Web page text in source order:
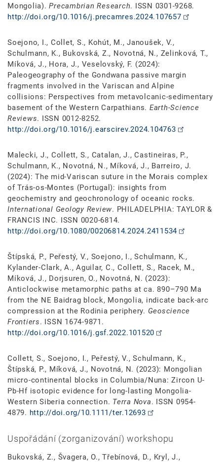
Mongolia).Precambrian Research. ISSN 0301-9268.
http://doi.org/10.1016/j.precamres.2024.107657
Soejono, I., Collet, S., Kohút, M., Janoušek, V.,
Schulmann, K., Bukovská, Z., Novotná, N., Zelinková, T.,
Míková, J., Hora, J., Veselovský, F. (2024):
Paleogeography of the Gondwana passive margin
fragments involved in the Variscan and Alpine
collisions: Perspectives from metavolcanic-sedimentary
basement of the Western Carpathians. Earth-Science
Reviews. ISSN 0012-8252.
http://doi.org/10.1016/j.earscirev.2024.104763
Malecki, J., Collett, S., Catalan, J., Castineiras, P.,
Schulmann, K., Novotná, N., Míková, J., Barreiro, J.
(2024): The mid-Variscan suture in the Morais complex
of Trás-os-Montes (Portugal): insights from
geochemistry and geochronology of oceanic rocks.
International Geology Review. PHILADELPHIA: TAYLOR &
FRANCIS INC. ISSN 0020-6814.
http://doi.org/10.1080/00206814.2024.2411534
Štípská, P., Peřestý, V., Soejono, I., Schulmann, K.,
Kylander-Clark, A., Aguilar, C., Collett, S., Racek, M.,
Míková, J., Dorjsuren, O., Novotná, N. (2023):
Anticlockwise metamorphic paths at ca. 890–790 Ma
from the NE Baidrag block, Mongolia, indicate back-arc
compression at the Rodinia periphery. Geoscience
Frontiers. ISSN 1674-9871.
http://doi.org/10.1016/j.gsf.2022.101520
Collett, S., Soejono, I., Peřestý, V., Schulmann, K.,
Štípská, P., Míková, J., Novotná, N. (2023): Mongolian
micro-continental blocks in Columbia/Nuna: Zircon U-
Pb-Hf isotopic evidence for long-lasting Mongolia-
Western Siberia connection. Terra Nova. ISSN 0954-
4879. http://doi.org/10.1111/ter.12693
Uspořádání (zorganizování) workshopu
Bukovská, Z., Švagera, O., Třebínová, D., Kryl, J.,